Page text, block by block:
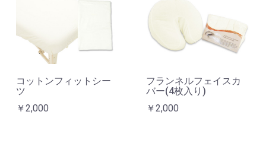
コットンフィットシー
ツ
￥2,000
フランネルフェイスカ
バー(4枚入り)
￥2,000